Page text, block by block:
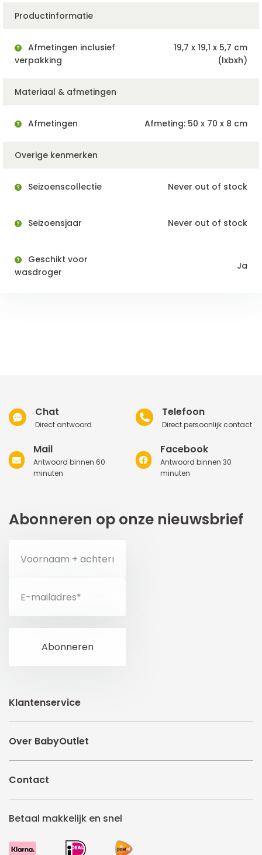
Productinformatie
Afmetingen inclusief
verpakking
19,7 x 19,1 x 5,7 cm
(lxbxh)
Materiaal & afmetingen
Afmetingen Afmeting: 50 x 70 x 8 cm
Overige kenmerken
Seizoenscollectie Never out of stock
Seizoensjaar Never out of stock
Geschikt voor
wasdroger
Ja
Chat
Direct antwoord
Telefoon
Direct persoonlijk contact
Mail
Antwoord binnen 60
minuten
Facebook
Antwoord binnen 30
minuten
Abonneren op onze nieuwsbrief
Klantenservice
Over BabyOutlet
Contact
Betaal makkelijk en snel